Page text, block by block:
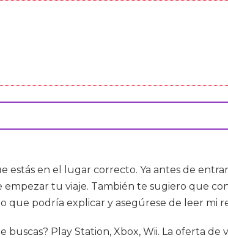
estás en el lugar correcto. Ya antes de
empezar tu viaje. También te sugiero que
que podría explicar y asegúrese de leer mi
buscas? Play Station, Xbox, Wii. La oferta